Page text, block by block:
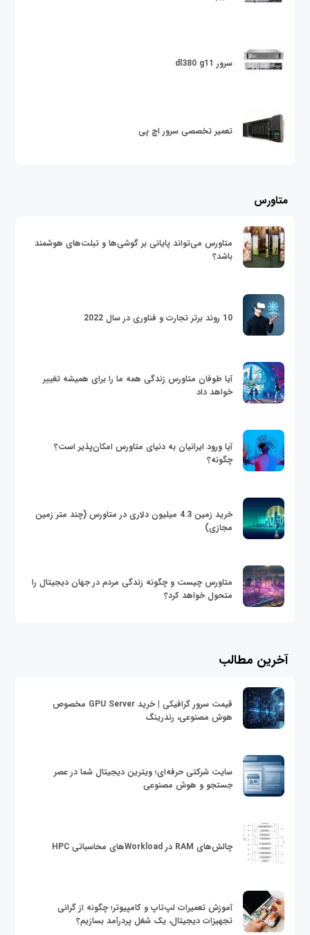
سرور dl380 g11
تعمیر تخصصی سرور اچ پی
متاورس
متاورس می‌تواند پایانی بر گوشی‌ها و تبلت‌های هوشمند
باشد؟
10 روند برتر تجارت و فناوری در سال 2022
آیا طوفان متاورس زندگی همه ما را برای همیشه تغییر
خواهد داد
آیا ورود ایرانیان به دنیای متاورس امکان‌پذیر است؟
چگونه؟
خرید زمین 4.3 میلیون دلاری در متاورس (چند متر زمین
مجازی)
متاورس چیست و چگونه زندگی مردم در جهان دیجیتال را
متحول خواهد کرد؟
آخرین مطالب
قیمت سرور گرافیکی | خرید GPU Server مخصوص
هوش مصنوعی، رندرینگ
سایت شرکتی حرفه‌ای؛ ویترین دیجیتال شما در عصر
جستجو و هوش مصنوعی
چالش‌های RAM در Workloadهای محاسباتی HPC
آموزش تعمیرات لپ‌تاپ و کامپیوتر؛ چگونه از گرانی
تجهیزات دیجیتال، یک شغل پردرآمد بسازیم؟